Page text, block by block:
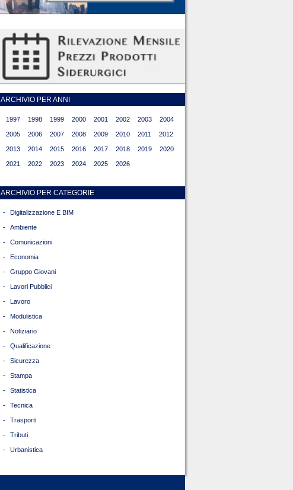
ARCHIVIO PER ANNI
1997 1998 1999 2000 2001 2002 2003 2004
2005 2006 2007 2008 2009 2010 2011 2012
2013 2014 2015 2016 2017 2018 2019 2020
2021 2022 2023 2024 2025 2026
ARCHIVIO PER CATEGORIE
- Digitalizzazione E BIM
- Ambiente
- Comunicazioni
- Economia
- Gruppo Giovani
- Lavori Pubblici
- Lavoro
- Modulistica
- Notiziario
- Qualificazione
- Sicurezza
- Stampa
- Statistica
- Tecnica
- Trasporti
- Tributi
- Urbanistica